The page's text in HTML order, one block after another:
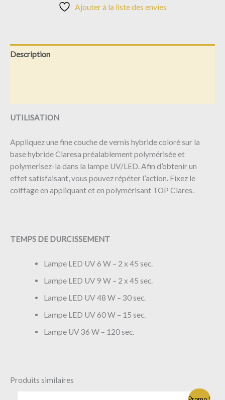
Ajouter à la liste des envies
Description
UTILISATION
Appliquez une fine couche de vernis hybride coloré sur la
base hybride Claresa préalablement polymérisée et
polymerisez-la dans la lampe UV/LED. Afin d’obtenir un
effet satisfaisant, vous pouvez répéter l’action. Fixez le
coiffage en appliquant et en polymérisant TOP Clares.
TEMPS DE DURCISSEMENT
Lampe LED UV 6 W – 2 x 45 sec.
Lampe LED UV 9 W – 2 x 45 sec.
Lampe LED UV 48 W – 30 sec.
Lampe LED UV 60 W – 15 sec.
Lampe UV 36 W – 120 sec.
Produits similaires